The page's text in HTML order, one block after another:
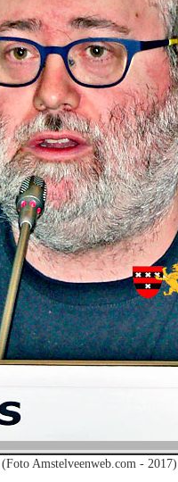
(Foto Amstelveenweb.com - 2017)